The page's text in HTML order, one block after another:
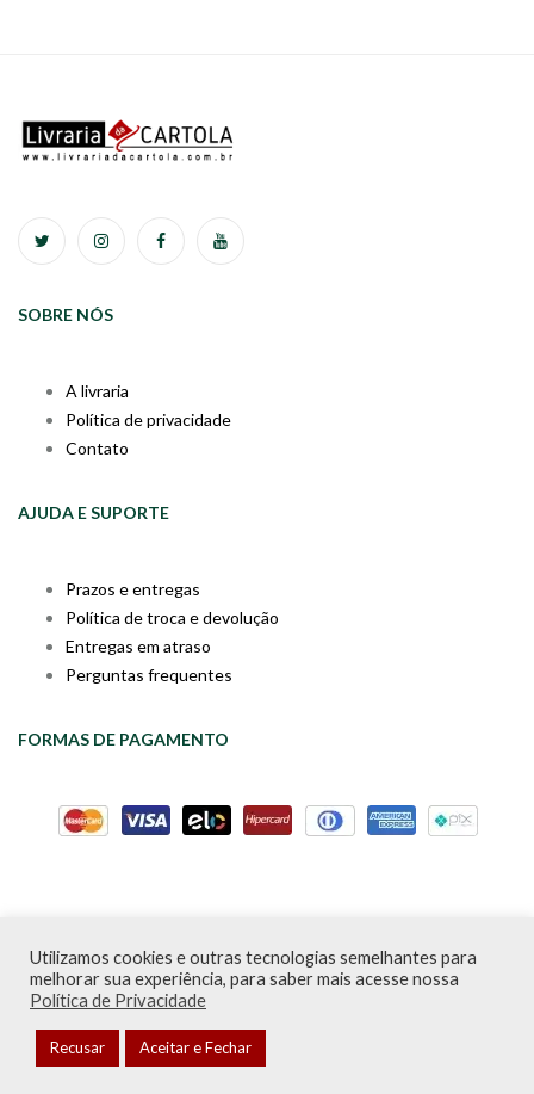
SOBRE NÓS
A livraria
Política de privacidade
Contato
AJUDA E SUPORTE
Prazos e entregas
Política de troca e devolução
Entregas em atraso
Perguntas frequentes
FORMAS DE PAGAMENTO
Livraria da Cartola © Desde 2020 | CNPJ: 31.298.135/0001-09 |
Desenvolvido porPDA Digital
Utilizamos cookies e outras tecnologias semelhantes para
melhorar sua experiência, para saber mais acesse nossa
Política de Privacidade
Recusar Aceitar e Fechar